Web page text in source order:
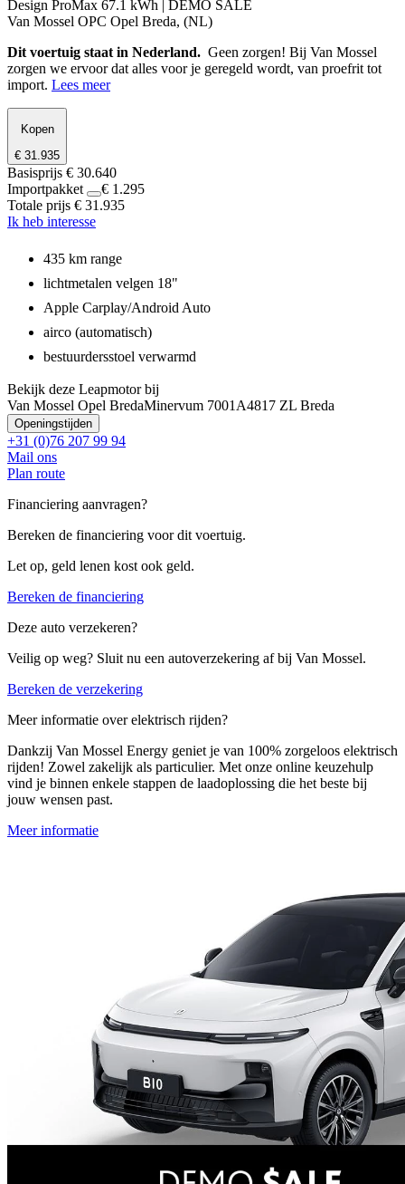
Design ProMax 67.1 kWh | DEMO SALE
Van Mossel OPC Opel Breda, (NL)
Dit voertuig staat in Nederland. Geen zorgen! Bij Van Mossel
zorgen we ervoor dat alles voor je geregeld wordt, van proefrit tot
import. Lees meer
Kopen
€ 31.935
Basisprijs € 30.640
Importpakket
€ 1.295
Totale prijs € 31.935
Ik heb interesse
435 km range
lichtmetalen velgen 18"
Apple Carplay/Android Auto
airco (automatisch)
bestuurdersstoel verwarmd
Bekijk deze Leapmotor bij
Van Mossel Opel BredaMinervum 7001A4817 ZL Breda
Openingstijden
+31 (0)76 207 99 94
Mail ons
Plan route
Financiering aanvragen?
Bereken de financiering voor dit voertuig.
Let op, geld lenen kost ook geld.
Bereken de financiering
Deze auto verzekeren?
Veilig op weg? Sluit nu een autoverzekering af bij Van Mossel.
Bereken de verzekering
Meer informatie over elektrisch rijden?
Dankzij Van Mossel Energy geniet je van 100% zorgeloos elektrisch
rijden! Zowel zakelijk als particulier. Met onze online keuzehulp
vind je binnen enkele stappen de laadoplossing die het beste bij
jouw wensen past.
Meer informatie